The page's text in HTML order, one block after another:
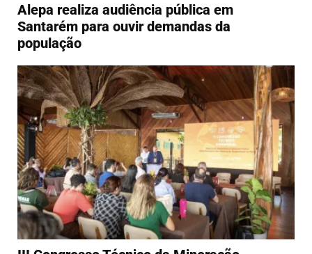
Alepa realiza audiência pública em
Santarém para ouvir demandas da
população